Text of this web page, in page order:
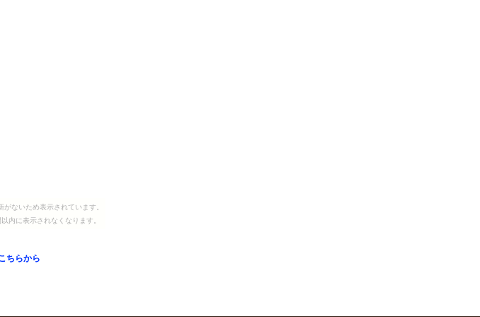
ないため表示されています。
内に表示されなくなります。
ちらから